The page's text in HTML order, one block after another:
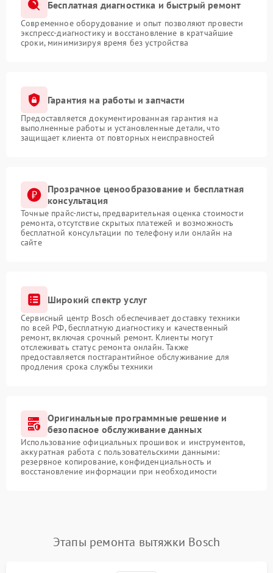
Бесплатная диагностика и быстрый ремонт
Современное оборудование и опыт позволяют провести
экспресс-диагностику и восстановление в кратчайшие
сроки, минимизируя время без устройства
Гарантия на работы и запчасти
Предоставляется документированная гарантия на
выполненные работы и установленные детали, что
защищает клиента от повторных неисправностей
Прозрачное ценообразование и бесплатная
консультация
Точные прайс-листы, предварительная оценка стоимости
ремонта, отсутствие скрытых платежей и возможность
бесплатной консультации по телефону или онлайн на
сайте
Широкий спектр услуг
Сервисный центр Bosch обеспечивает доставку техники
по всей РФ, бесплатную диагностику и качественный
ремонт, включая срочный ремонт. Клиенты могут
отслеживать статус ремонта онлайн. Также
предоставляется постгарантийное обслуживание для
продления срока службы техники
Оригинальные программные решение и
безопасное обслуживание данных
Использование официальных прошивок и инструментов,
аккуратная работа с пользовательскими данными:
резервное копирование, конфиденциальность и
восстановление информации при необходимости
Этапы ремонта вытяжки Bosch